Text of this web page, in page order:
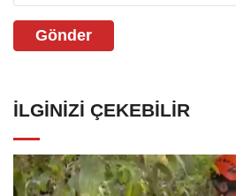
Gönder
İLGINIZI ÇEKEBILIR